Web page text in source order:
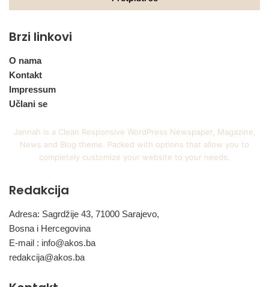
Brzi linkovi
O nama
Kontakt
Impressum
Učlani se
Jannah is a Clean Responsive WordPress Newspaper, Magazine,
News and Blog theme. Packed with options that allow you to
completely customize your website to your needs.
Redakcija
Adresa: Sagrdžije 43, 71000 Sarajevo,
Bosna i Hercegovina
E-mail : info@akos.ba
redakcija@akos.ba